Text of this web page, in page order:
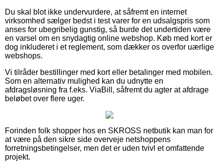
Du skal blot ikke undervurdere, at såfremt en internet
virksomhed sælger bedst i test varer for en udsalgspris som
anses for ubegribelig gunstig, så burde det undertiden være
en varsel om en snydagtig online webshop. Køb med kort er
dog inkluderet i et reglement, som dækker os overfor uærlige
webshops.
Vi tilråder bestillinger med kort eller betalinger med mobilen.
Som en alternativ mulighed kan du udnytte en
afdragsløsning fra f.eks. ViaBill, såfremt du agter at afdrage
beløbet over flere uger.
Forinden folk shopper hos en SKROSS netbutik kan man for
at være på den sikre side overveje netshoppens
forretningsbetingelser, men det er uden tvivl et omfattende
projekt.